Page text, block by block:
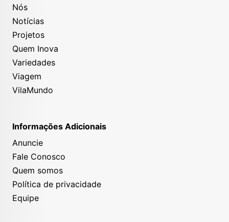
Nós
Notícias
Projetos
Quem Inova
Variedades
Viagem
VilaMundo
Informações Adicionais
Anuncie
Fale Conosco
Quem somos
Política de privacidade
Equipe